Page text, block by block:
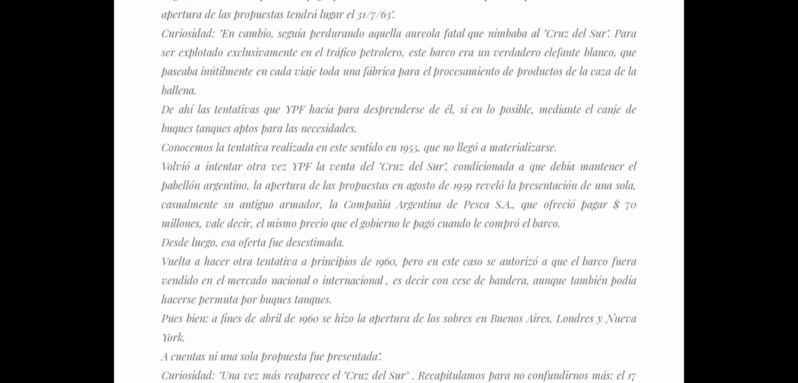
apertura de las propuestas tendrá lugar el 31/7/63".
Curiosidad: "En cambio, seguía perdurando aquella aureola fatal que nimbaba al "Cruz del Sur". Para
ser explotado exclusivamente en el tráfico petrolero, este barco era un verdadero elefante blanco, que
paseaba inútilmente en cada viaje toda una fábrica para el procesamiento de productos de la caza de la
ballena.
De ahí las tentativas que YPF hacía para desprenderse de él, si en lo posible, mediante el canje de
buques tanques aptos para las necesidades.
Conocemos la tentativa realizada en este sentido en 1955, que no llegó a materializarse.
Volvió a intentar otra vez YPF la venta del "Cruz del Sur", condicionada a que debía mantener el
pabellón argentino, la apertura de las propuestas en agosto de 1959 reveló la presentación de una sola,
casualmente su antiguo armador, la Compañía Argentina de Pesca S.A., que ofreció pagar $ 70
millones, vale decir, el mismo precio que el gobierno le pagó cuando le compró el barco.
Desde luego, esa oferta fue desestimada.
Vuelta a hacer otra tentativa a principios de 1960, pero en este caso se autorizó a que el barco fuera
vendido en el mercado nacional o internacional , es decir con cese de bandera, aunque también podía
hacerse permuta por buques tanques.
Pues bien: a fines de abril de 1960 se hizo la apertura de los sobres en Buenos Aires, Londres y Nueva
York.
A cuentas ni una sola propuesta fue presentada".
Curiosidad: "Una vez más reaparece el "Cruz del Sur" . Recapitulamos para no confundirnos más: el 17